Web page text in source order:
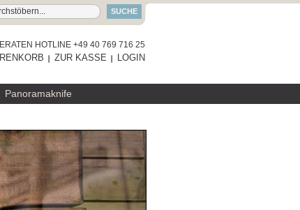
SUCHE
HOTLINE +49 40 769 716 25
ZUR KASSE LOGIN
Panoramaknife